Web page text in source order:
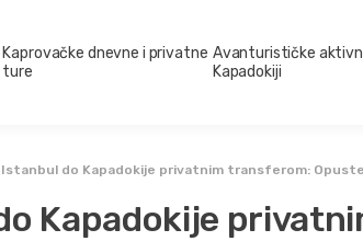
Kaprovačke dnevne i privatne
ture
Avanturističke
Kapadokiji
Istanbul do Kapadokije privatnim transferom:
Kapadokije